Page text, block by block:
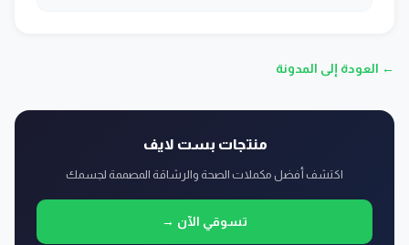
← العودة إلى المدونة
منتجات بست لايف
اكتشف أفضل مكملات الصحة والرشاقة المصممة لجسمك
تسوقي الآن →